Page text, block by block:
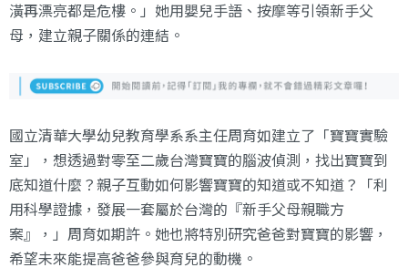
潢再漂亮都是危樓。」她用嬰兒手語、按摩等引領新手父
母，建立親子關係的連結。
國立清華大學幼兒教育學系系主任周育如建立了「寶寶實驗
室」，想透過對零至二歲台灣寶寶的腦波偵測，找出寶寶到
底知道什麼？親子互動如何影響寶寶的知道或不知道？「利
用科學證據，發展一套屬於台灣的『新手父母親職方
案』，」周育如期許。她也將特別研究爸爸對寶寶的影響，
希望未來能提高爸爸參與育兒的動機。